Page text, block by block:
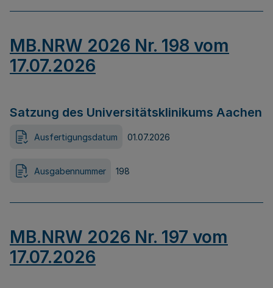
MB.NRW 2026 Nr. 198 vom
17.07.2026
Satzung des Universitätsklinikums Aachen
Ausfertigungsdatum 01.07.2026
Ausgabennummer 198
MB.NRW 2026 Nr. 197 vom
17.07.2026